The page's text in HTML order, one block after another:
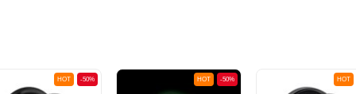
-50%
HOT -50%
HOT HOT